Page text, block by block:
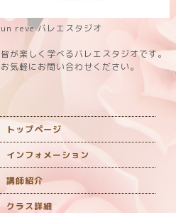
un reve バレエスタジオ
皆が楽しく学べるバレエスタジオです。
お気軽にお問い合わせください。
トップページ
インフォメーション
講師紹介
クラス詳細